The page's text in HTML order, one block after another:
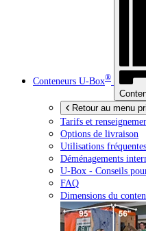
Conteneurs U-Box®
Retour au menu
Tarifs et
Options de livraison
Utilisations fréquentes
Déménagements
U-Box - Conseils
FAQ
Dimensions du